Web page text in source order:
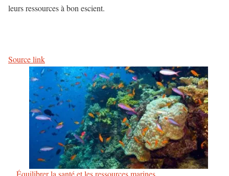
leurs ressources à bon escient.
Source link
Équilibrer la santé et les ressources marines